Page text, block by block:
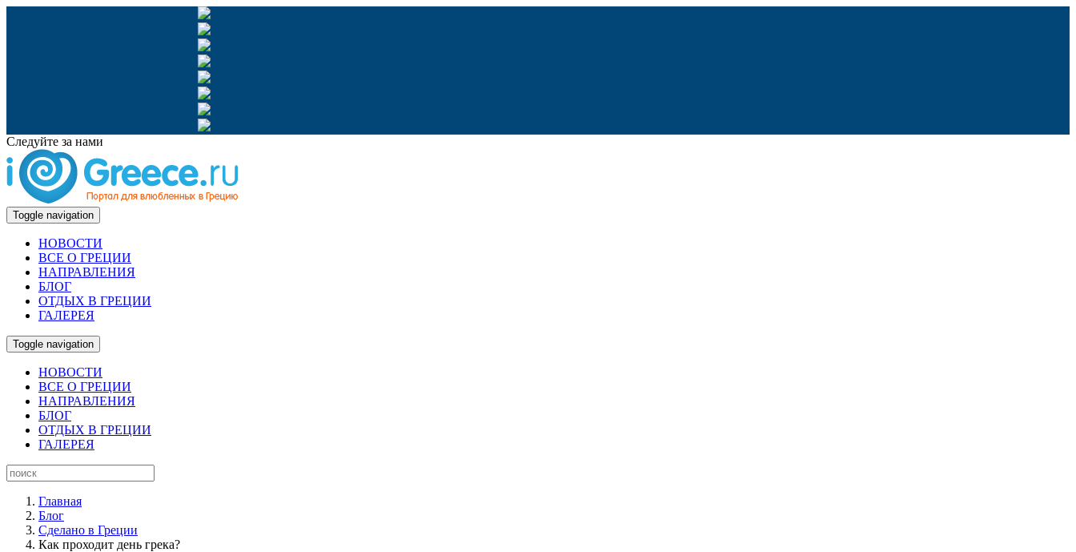
Следуйте за нами
Toggle navigation
НОВОСТИ
ВСЕ О ГРЕЦИИ
НАПРАВЛЕНИЯ
БЛОГ
ОТДЫХ В ГРЕЦИИ
ГАЛЕРЕЯ
Toggle navigation
НОВОСТИ
ВСЕ О ГРЕЦИИ
НАПРАВЛЕНИЯ
БЛОГ
ОТДЫХ В ГРЕЦИИ
ГАЛЕРЕЯ
Главная
Блог
Сделано в Греции
Как проходит день грека?